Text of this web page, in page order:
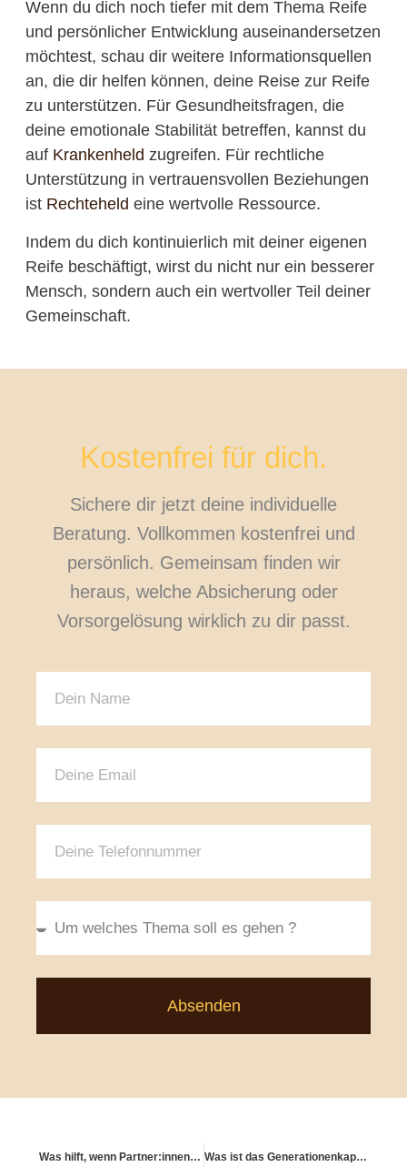
Wenn du dich noch tiefer mit dem Thema Reife
und persönlicher Entwicklung auseinandersetzen
möchtest, schau dir weitere Informationsquellen
an, die dir helfen können, deine Reise zur Reife
zu unterstützen. Für Gesundheitsfragen, die
deine emotionale Stabilität betreffen, kannst du
auf Krankenheld zugreifen. Für rechtliche
Unterstützung in vertrauensvollen Beziehungen
ist Rechteheld eine wertvolle Ressource.
Indem du dich kontinuierlich mit deiner eigenen
Reife beschäftigt, wirst du nicht nur ein besserer
Mensch, sondern auch ein wertvoller Teil deiner
Gemeinschaft.
Kostenfrei für dich.
Sichere dir jetzt deine individuelle
Beratung. Vollkommen kostenfrei und
persönlich. Gemeinsam finden wir
heraus, welche Absicherung oder
Vorsorgelösung wirklich zu dir passt.
Absenden
Was hilft, wenn Partner:innen unterschiedliche Sparmentalitäten haben? Was ist das Generationenkapital?